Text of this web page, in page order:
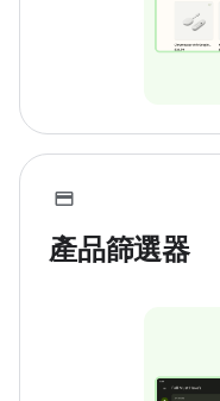
產品篩選器